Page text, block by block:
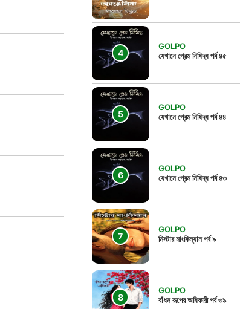
GOLPO
যেখানে প্রেম নিষিদ্ধ পর্ব ৪৫
GOLPO
যেখানে প্রেম নিষিদ্ধ পর্ব ৪৪
GOLPO
যেখানে প্রেম নিষিদ্ধ পর্ব ৪৩
GOLPO
মিস্টার মাংকিম্যান পর্ব ৯
GOLPO
বাঁধন রূপের অধিকারী পর্ব ৩৯